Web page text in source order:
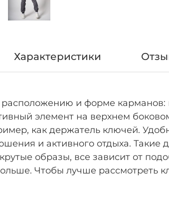
Характеристики
и форме карманов:
элемент на верхнем
как держатель ключей.
и активного отдыха. Такие
образы, все зависит от
Чтобы лучше рассмотреть